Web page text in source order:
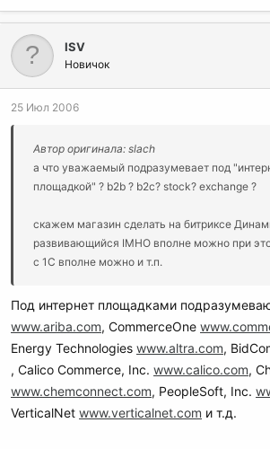
ISV
Новичок
25 Июл 2006
Автор оригинала: slach
а что уважаемый подразумевает под
площадкой" ? b2b ? b2c? stock? exchange ?
скажем магазин сделать на битриксе
развивающийся IMHO вполне можно при
с 1С вполне можно и т.п.
Под интернет площадками
www.ariba.com, CommerceOne
Energy Technologies www.altra.com,
, Calico Commerce, Inc. www.calico.com,
www.chemconnect.com, PeopleSoft, Inc.
VerticalNet www.verticalnet.com и т.д.